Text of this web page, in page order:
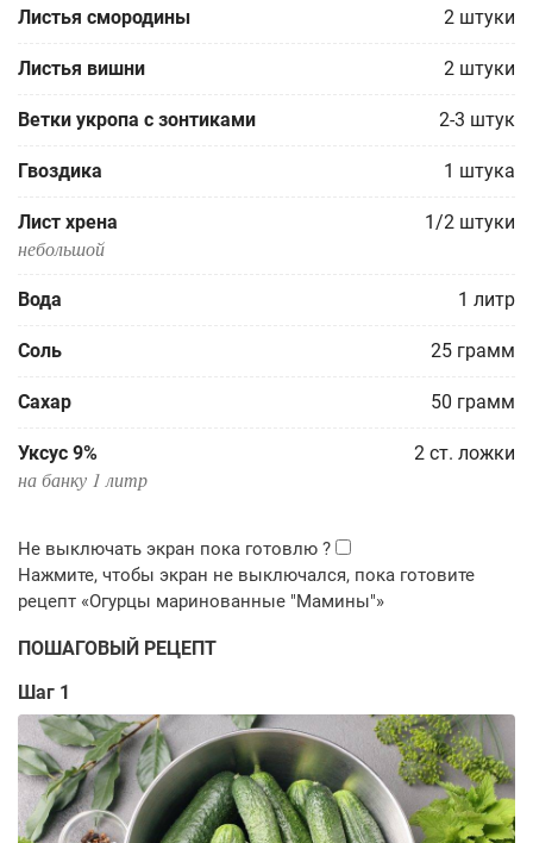
Листья смородины 2 штуки
Листья вишни 2 штуки
Ветки укропа с зонтиками 2-3 штук
Гвоздика 1 штука
Лист хрена 1/2 штуки
небольшой
Вода 1 литр
Соль 25 грамм
Сахар 50 грамм
Уксус 9% 2 ст. ложки
на банку 1 литр
ПОШАГОВЫЙ РЕЦЕПТ
Шаг 1